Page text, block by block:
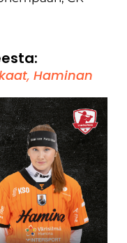
,Haminan